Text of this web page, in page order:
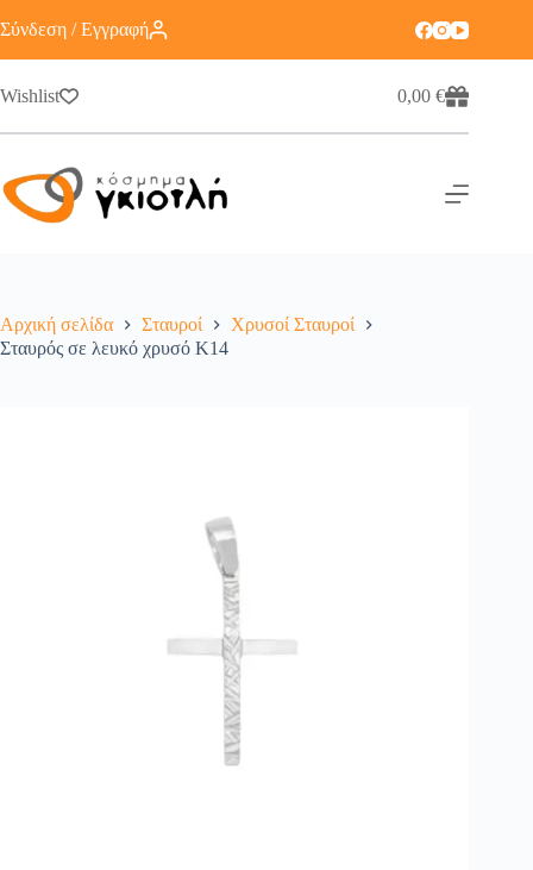
Σύνδεση / Εγγραφή
Wishlist 0,00€
Αρχική σελίδα Σταυροί
Χρυσοί Σταυροί
Σταυρός σε λευκό χρυσό Κ14